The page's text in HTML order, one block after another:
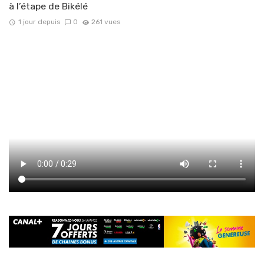
à l’étape de Bikélé
1 jour depuis 0 261 vues